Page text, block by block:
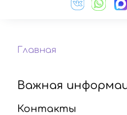
Главная
Важная
Контакты